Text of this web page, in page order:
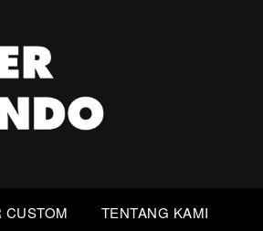
CUSTOM TENTANG KAMI